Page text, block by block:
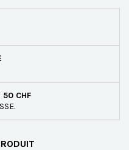
50 CHF